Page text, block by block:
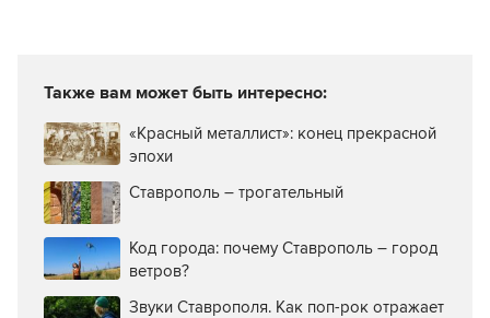
Также вам может быть интересно:
«Красный металлист»: конец прекрасной
эпохи
Ставрополь – трогательный
Код города: почему Ставрополь – город
ветров?
Звуки Ставрополя. Как поп-рок отражает